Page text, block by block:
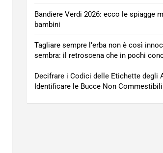
Bandiere Verdi 2026: ecco le spiagge
bambini
Tagliare sempre l’erba non è così
sembra: il retroscena che in pochi
Decifrare i Codici delle Etichette degli
Identificare le Bucce Non Commestibili